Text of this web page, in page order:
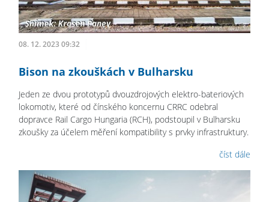
08. 12. 2023 09:32
Bison na zkouškách v Bulharsku
Jeden ze dvou prototypů dvouzdrojových elektro-bateriových
lokomotiv, které od čínského koncernu CRRC odebral
dopravce Rail Cargo Hungaria (RCH), podstoupil v Bulharsku
zkoušky za účelem měření kompatibility s prvky infrastruktury.
číst dále